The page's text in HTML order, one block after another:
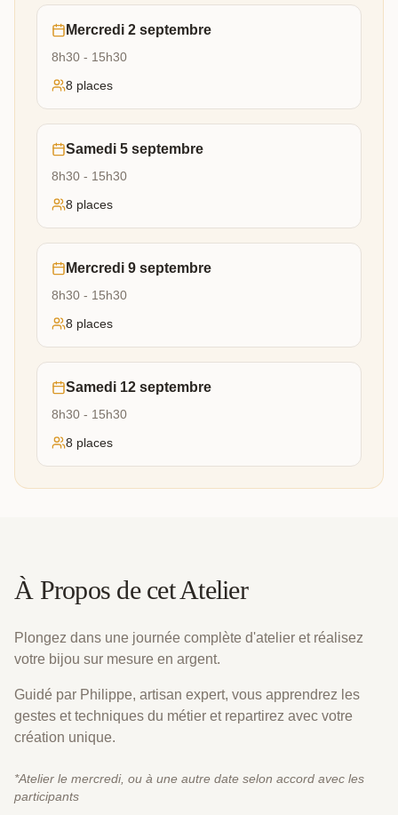
Mercredi 2 septembre
8h30 - 15h30
8 places
Samedi 5 septembre
8h30 - 15h30
8 places
Mercredi 9 septembre
8h30 - 15h30
8 places
Samedi 12 septembre
8h30 - 15h30
8 places
À Propos de cet Atelier
Plongez dans une journée complète d'atelier et réalisez
votre bijou sur mesure en argent.
Guidé par Philippe, artisan expert, vous apprendrez les
gestes et techniques du métier et repartirez avec votre
création unique.
*Atelier le mercredi, ou à une autre date selon accord avec les
participants